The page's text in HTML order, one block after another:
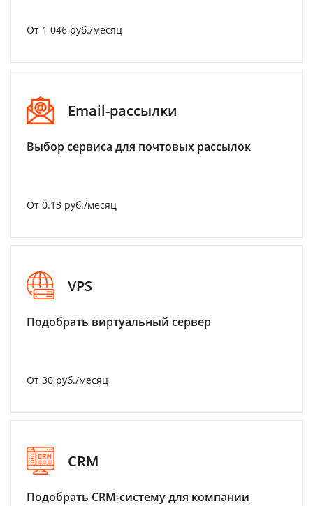
От 1 046 руб./месяц
Email-рассылки
Выбор сервиса для почтовых рассылок
От 0.13 руб./месяц
VPS
Подобрать виртуальный сервер
От 30 руб./месяц
CRM
Подобрать CRM-систему для компании